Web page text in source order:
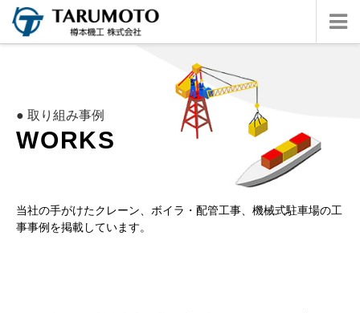
● 取り組み事例
WORKS
当社の手がけたクレーン、ボイラ・配管工事、機械式駐車場の工
事事例を掲載しています。